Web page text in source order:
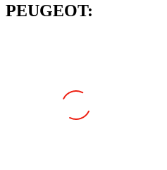
PEUGEOT: